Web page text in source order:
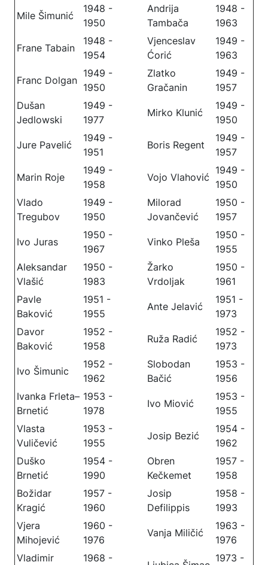
Mile Šimunić
1948 -
1950
Andrija
Tambača
1948 -
1963
Frane Tabain
1948 -
1954
Vjenceslav
Ćorić
1949 -
1963
Franc Dolgan
1949 -
1950
Zlatko
Gračanin
1949 -
1957
Dušan
Jedlowski
1949 -
1977
Mirko Klunić
1949 -
1950
Jure Pavelić
1949 -
1951
Boris Regent
1949 -
1957
Marin Roje
1949 -
1958
Vojo Vlahović
1949 -
1950
Vlado
Tregubov
1949 -
1950
Milorad
Jovančević
1950 -
1957
Ivo Juras
1950 -
1967
Vinko Pleša
1950 -
1955
Aleksandar
Vlašić
1950 -
1983
Žarko
Vrdoljak
1950 -
1961
Pavle
Baković
1951 -
1955
Ante Jelavić
1951 -
1973
Davor
Baković
1952 -
1958
Ruža Radić
1952 -
1973
Ivo Šimunic
1952 -
1962
Slobodan
Bačić
1953 -
1956
Ivanka Frleta–
Brnetić
1953 -
1978
Ivo Miović
1953 -
1955
Vlasta
Vuličević
1953 -
1955
Josip Bezić
1954 -
1962
Duško
Brnetić
1954 -
1990
Obren
Kečkemet
1957 -
1958
Božidar
Kragić
1957 -
1960
Josip
Defilippis
1958 -
1993
Vjera
Mihojević
1960 -
1976
Vanja Miličić
1963 -
1976
Vladimir
1968 - 1973 -